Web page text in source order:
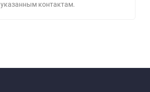
указанным контактам.